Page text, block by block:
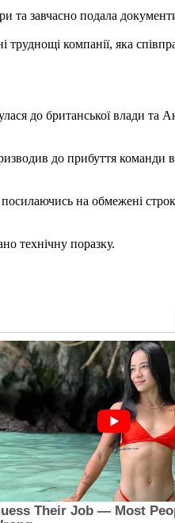
та завчасно подала
труднощі компанії, яка
до британської влади та
до прибуття команди
на обмежені
технічну поразку.